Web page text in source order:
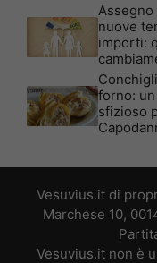
nuove
importi:
forno:
sfizioso
Vesuvius.it di
Marchese 10,
Vesuvius.it non è